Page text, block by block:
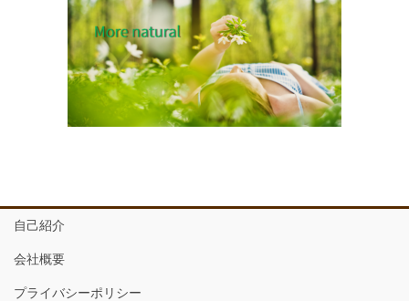
自己紹介
会社概要
プライバシーポリシー